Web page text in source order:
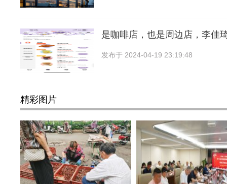
是咖啡店，也是周边店，李佳
发布于 2024-04-19 23:19:48
精彩图片